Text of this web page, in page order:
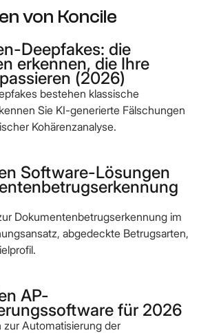
von Koncile
Deepfakes: die
erkennen, die Ihre
(2026)
bestehen klassische
Sie KI-generierte Fälschungen
Kohärenzanalyse.
Software-Lösungen
Dokumentenbetrugserkennung im
abgedeckte Betrugsarten,
AP-
für 2026
Automatisierung der